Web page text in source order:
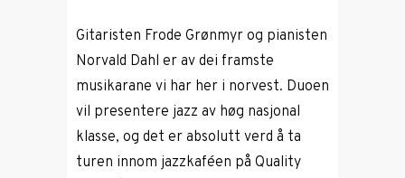
Gitaristen Frode Grønmyr og pianisten
Norvald Dahl er av dei framste
musikarane vi har her i norvest. Duoen
vil presentere jazz av høg nasjonal
klasse, og det er absolutt verd å ta
turen innom jazzkaféen på Quality